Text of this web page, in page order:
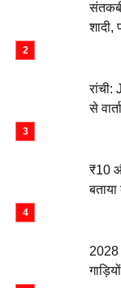
शादी,
रांची:
से
₹10
2028